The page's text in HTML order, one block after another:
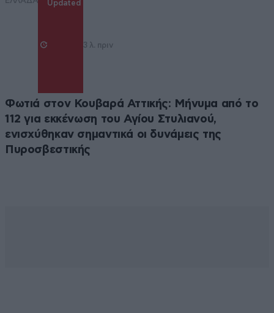
Updated
3 λ. πριν
Φωτιά στον Κουβαρά Αττικής: Μήνυμα από το
112 για εκκένωση του Αγίου Στυλιανού,
ενισχύθηκαν σημαντικά οι δυνάμεις της
Πυροσβεστικής